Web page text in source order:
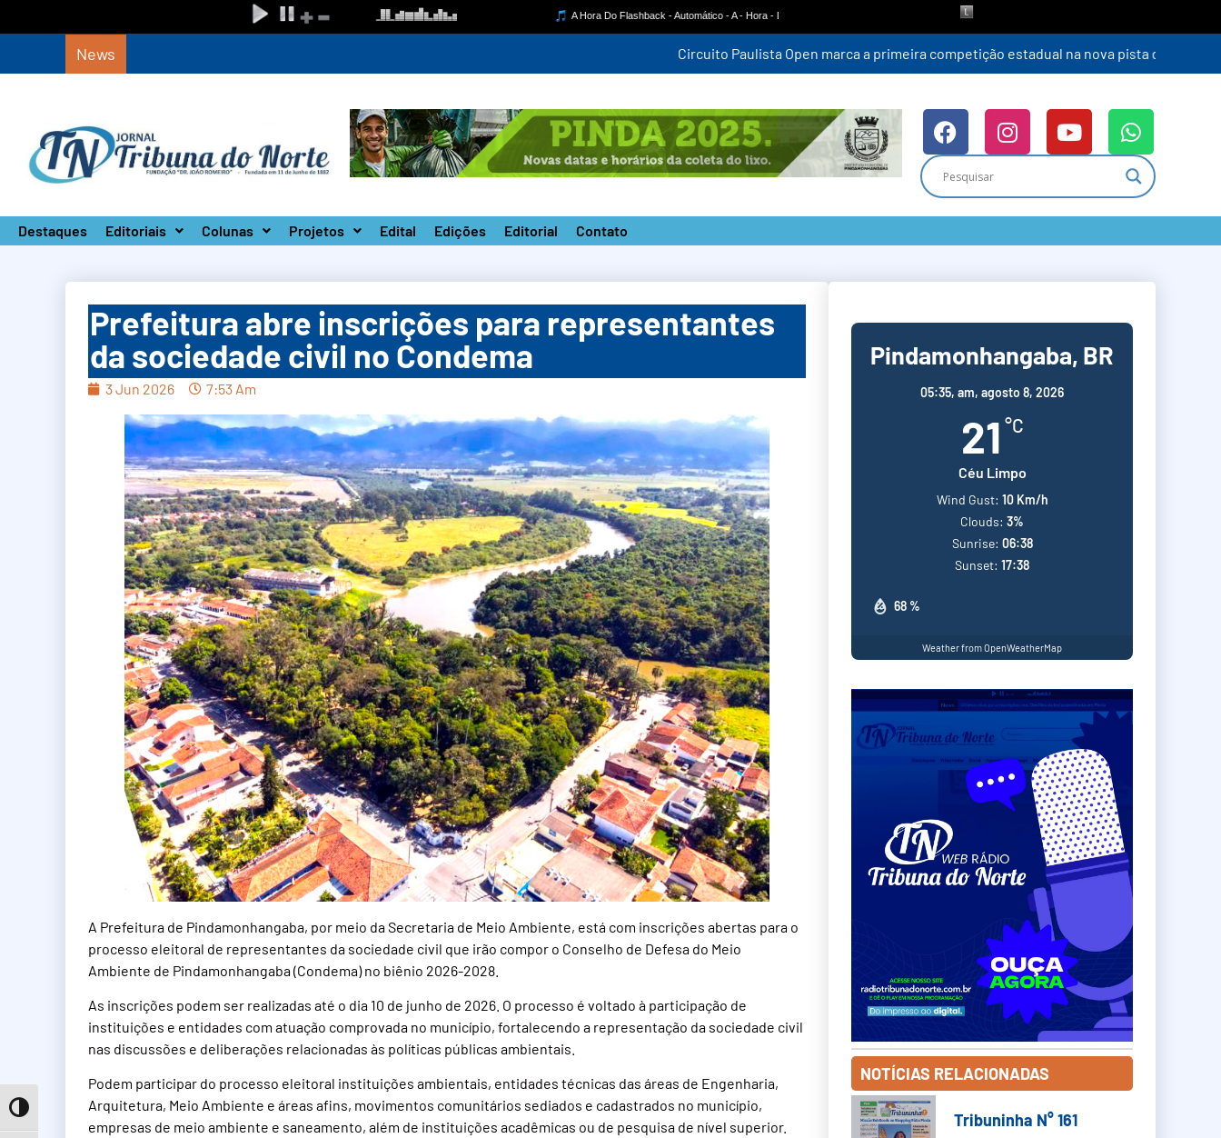
Toggle High Contrast
News Circuito Paulista Open marca a primeira competição estadual na nova pista do ‘João do Pulo’
Destaques Editoriais Colunas Projetos Edital Edições Editorial Contato
Prefeitura abre inscrições para representantes
da sociedade civil no Condema
3 Jun 2026 7:53 Am
A Prefeitura de Pindamonhangaba, por meio da Secretaria de Meio Ambiente, está com inscrições abertas para o
processo eleitoral de representantes da sociedade civil que irão compor o Conselho de Defesa do Meio
Ambiente de Pindamonhangaba (Condema) no biênio 2026-2028.
As inscrições podem ser realizadas até o dia 10 de junho de 2026. O processo é voltado à participação de
instituições e entidades com atuação comprovada no município, fortalecendo a representação da sociedade civil
nas discussões e deliberações relacionadas às políticas públicas ambientais.
Podem participar do processo eleitoral instituições ambientais, entidades técnicas das áreas de Engenharia,
Arquitetura, Meio Ambiente e áreas afins, movimentos comunitários sediados e cadastrados no município,
empresas de meio ambiente e saneamento, além de instituições acadêmicas ou de pesquisa de nível superior.
Pindamonhangaba, BR
05:35, am, agosto 8, 2026
21 °C
Céu Limpo
68 %
Wind Gust: 10 Km/h
Clouds: 3%
Sunrise: 06:38
Sunset: 17:38
Weather from OpenWeatherMap
NOTÍCIAS RELACIONADAS
Tribuninha N° 161